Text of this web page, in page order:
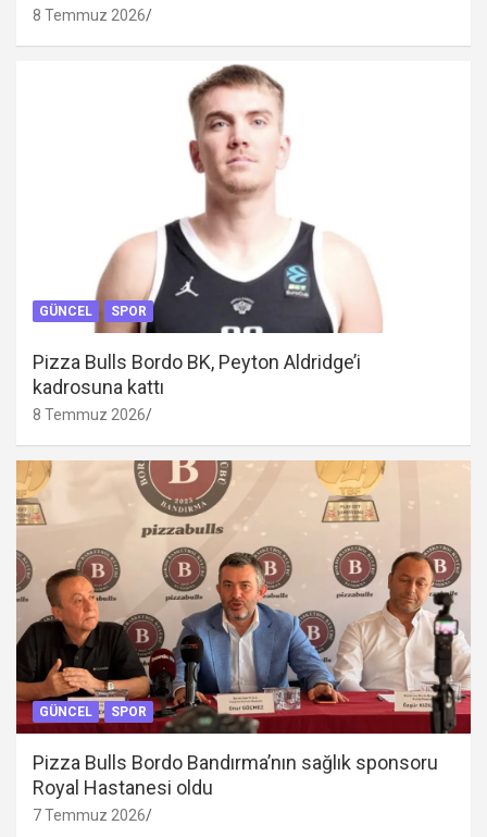
8 Temmuz 2026
GÜNCEL SPOR
Pizza Bulls Bordo BK, Peyton Aldridge’i
kadrosuna kattı
8 Temmuz 2026
GÜNCEL SPOR
Pizza Bulls Bordo Bandırma’nın sağlık sponsoru
Royal Hastanesi oldu
7 Temmuz 2026